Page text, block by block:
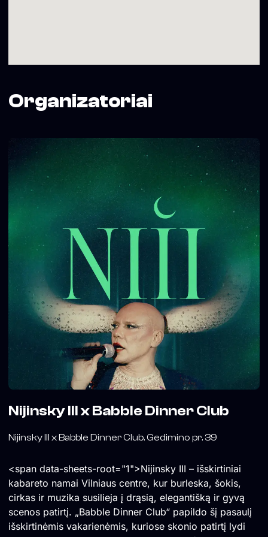
Organizatoriai
Nijinsky III x Babble Dinner Club
Nijinsky III x Babble Dinner Club. Gedimino pr. 39
<span data-sheets-root="1">Nijinsky III – išskirtiniai
kabareto namai Vilniaus centre, kur burleska, šokis,
cirkas ir muzika susilieja į drąsią, elegantišką ir gyvą
scenos patirtį. „Babble Dinner Club“ papildo šį pasaulį
išskirtinėmis vakarienėmis, kuriose skonio patirtį lydi